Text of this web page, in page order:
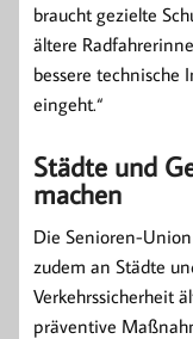
braucht gezielte
ältere
bessere technische
eingeht.“
Städte und
machen
Die Senioren-
zudem an Städte
Verkehrssicherheit
präventive